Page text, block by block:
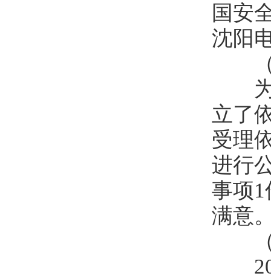
国安
沈阳
（
为
立了
受理
进行
事项
满意
（